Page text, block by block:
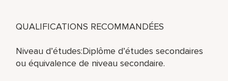
QUALIFICATIONS RECOMMANDÉES
Niveau d’études:Diplôme d’études secondaires
ou équivalence de niveau secondaire.